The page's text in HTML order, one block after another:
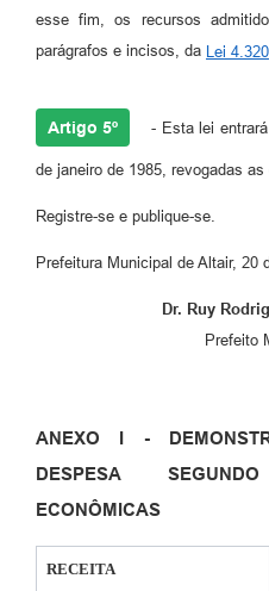
esse fim, os recursos
parágrafos e incisos, da Lei
Artigo 5º - Esta lei
de janeiro de 1985, revogadas
Registre-se e publique-se.
Prefeitura Municipal de Altair, 20
Dr. Ruy
Prefeito
ANEXO I -
DESPESA
ECONÔMICAS
RECEITA